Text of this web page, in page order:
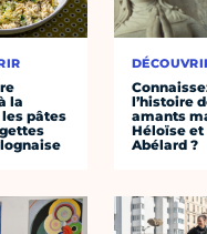
la
pâtes
l’histoire
amants
Héloïse et
Abélard ?